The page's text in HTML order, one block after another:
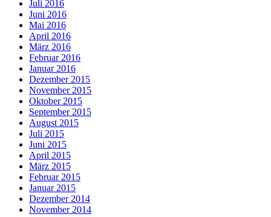
Juli 2016
Juni 2016
Mai 2016
April 2016
März 2016
Februar 2016
Januar 2016
Dezember 2015
November 2015
Oktober 2015
September 2015
August 2015
Juli 2015
Juni 2015
April 2015
März 2015
Februar 2015
Januar 2015
Dezember 2014
November 2014